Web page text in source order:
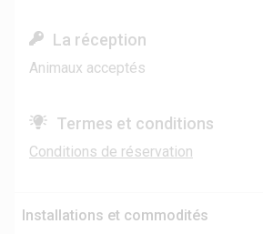
La réception
Animaux acceptés
Termes et conditions
Conditions de réservation
Installations et commodités